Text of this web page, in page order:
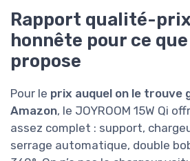
Rapport qualité-
honnête pour ce
propose
Pour le prix auquel on le trouve
Amazon, le JOYROOM 15W Qi
assez complet : support,
serrage automatique, double